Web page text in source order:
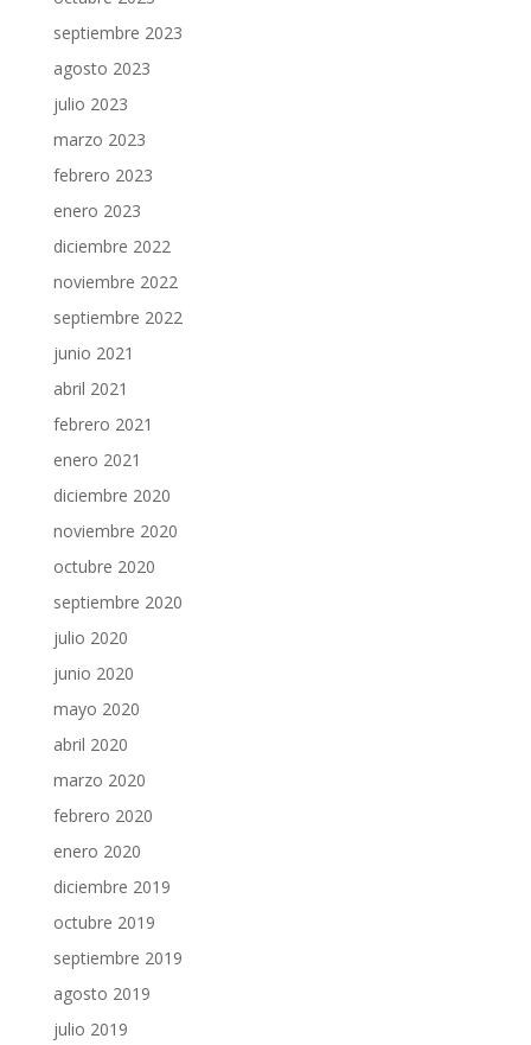
septiembre 2023
agosto 2023
julio 2023
marzo 2023
febrero 2023
enero 2023
diciembre 2022
noviembre 2022
septiembre 2022
junio 2021
abril 2021
febrero 2021
enero 2021
diciembre 2020
noviembre 2020
octubre 2020
septiembre 2020
julio 2020
junio 2020
mayo 2020
abril 2020
marzo 2020
febrero 2020
enero 2020
diciembre 2019
octubre 2019
septiembre 2019
agosto 2019
julio 2019